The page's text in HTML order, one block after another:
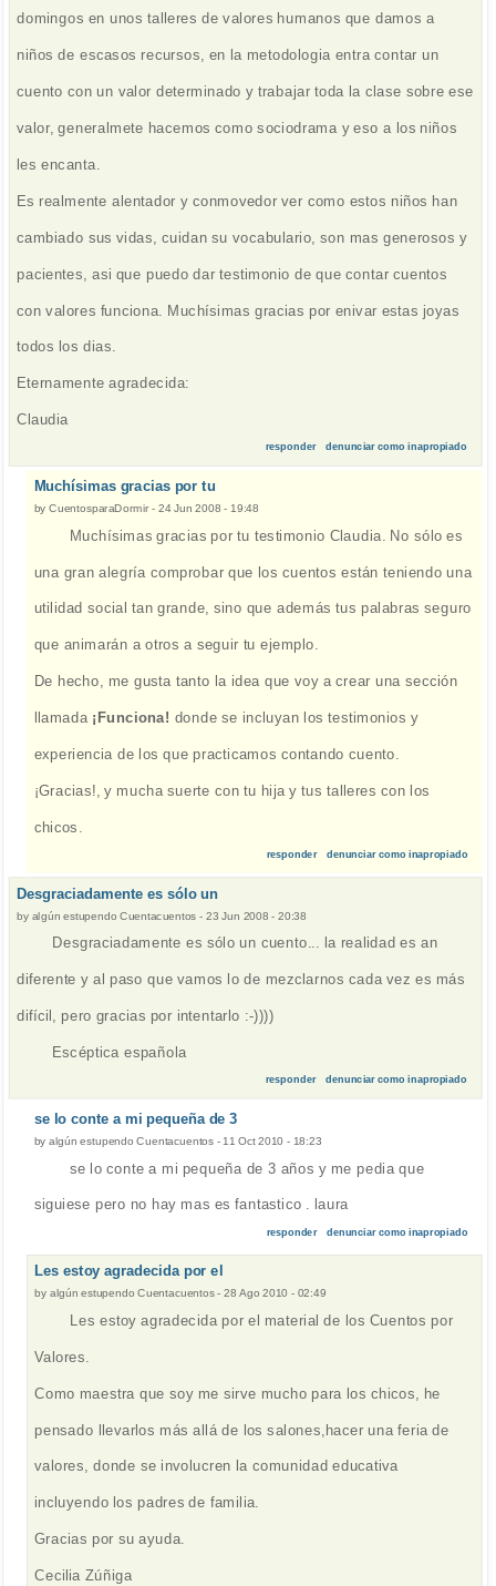
domingos en unos talleres de valores humanos que damos a
niños de escasos recursos, en la metodologia entra contar un
cuento con un valor determinado y trabajar toda la clase sobre ese
valor, generalmete hacemos como sociodrama y eso a los niños
les encanta.
Es realmente alentador y conmovedor ver como estos niños han
cambiado sus vidas, cuidan su vocabulario, son mas generosos y
pacientes, asi que puedo dar testimonio de que contar cuentos
con valores funciona. Muchísimas gracias por enivar estas joyas
todos los dias.
Eternamente agradecida:
Claudia
responder denunciar como inapropiado
Muchísimas gracias por tu
byCuentosparaDormir - 24 Jun 2008 - 19:48
Muchísimas gracias por tu testimonio Claudia. No sólo es
una gran alegría comprobar que los cuentos están teniendo una
utilidad social tan grande, sino que además tus palabras seguro
que animarán a otros a seguir tu ejemplo.
De hecho, me gusta tanto la idea que voy a crear una sección
llamada ¡Funciona! donde se incluyan los testimonios y
experiencia de los que practicamos contando cuento.
¡Gracias!, y mucha suerte con tu hija y tus talleres con los
chicos.
responder denunciar como inapropiado
Desgraciadamente es sólo un
by algún estupendo Cuentacuentos - 23 Jun 2008 - 20:38
Desgraciadamente es sólo un cuento... la realidad es an
diferente y al paso que vamos lo de mezclarnos cada vez es más
difícil, pero gracias por intentarlo :-))))
Escéptica española
responder denunciar como inapropiado
se lo conte a mi pequeña de 3
byalgún estupendo Cuentacuentos - 11 Oct 2010 - 18:23
se lo conte a mi pequeña de 3 años y me pedia que
siguiese pero no hay mas es fantastico . laura
responder denunciar como inapropiado
Les estoy agradecida por el
by algún estupendo Cuentacuentos-28 Ago 2010 - 02:49
Les estoy agradecida por el material de los Cuentos por
Valores.
Como maestra que soy me sirve mucho para los chicos, he
pensado llevarlos más allá de los salones,hacer una feria de
valores, donde se involucren la comunidad educativa
incluyendo los padres de familia.
Gracias por su ayuda.
Cecilia Zúñiga